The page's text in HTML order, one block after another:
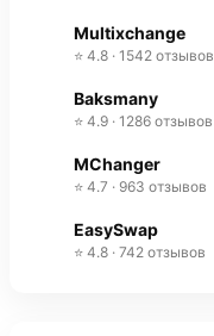
Multixchange
⭐ 4.8 · 1542 отзывов
Baksmany
⭐ 4.9 · 1286 отзывов
MChanger
⭐ 4.7 · 963 отзывов
EasySwap
⭐ 4.8 · 742 отзывов